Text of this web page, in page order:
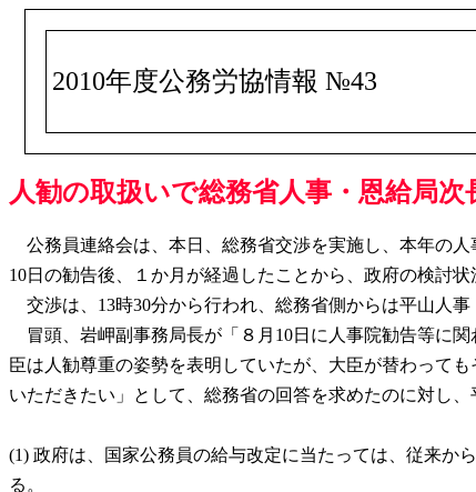
2010年度公務労協情報 №43
人勧の取扱いで総務省人事・恩給局次
公務員連絡会は、本日、総務省交渉を実施し、本年の
10日の勧告後、１か月が経過したことから、政府の検討状
交渉は、13時30分から行われ、総務省側からは平山人
冒頭、岩岬副事務局長が「８月10日に人事院勧告等に
臣は人勧尊重の姿勢を表明していたが、大臣が替わって
いただきたい」として、総務省の回答を求めたのに対し、
(1) 政府は、国家公務員の給与改定に当たっては、従来か
る。